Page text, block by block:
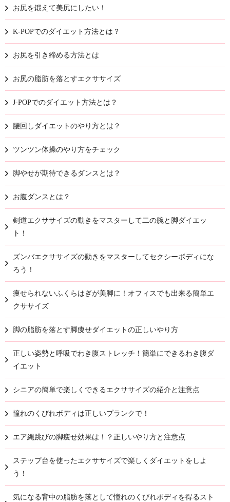
お尻を鍛えて美尻にしたい！
K-POPでのダイエット方法とは？
お尻を引き締める方法とは
お尻の脂肪を落とすエクササイズ
J-POPでのダイエット方法とは？
腰回しダイエットのやり方とは？
ツンツン体操のやり方をチェック
脚やせが期待できるダンスとは？
お腹ダンスとは？
剣道エクササイズの動きをマスターして二の腕と脚ダイエッ
ト！
ズンバエクササイズの動きをマスターしてセクシーボディにな
ろう！
痩せられないふくらはぎが美脚に！オフィスでも出来る簡単エ
クササイズ
脚の脂肪を落とす脚痩せダイエットの正しいやり方
正しい姿勢と呼吸でわき腹ストレッチ！簡単にできるわき腹ダ
イエット
シニアの簡単で楽しくできるエクササイズの紹介と注意点
憧れのくびれボディは正しいプランクで！
エア縄跳びの脚痩せ効果は！？正しいやり方と注意点
ステップ台を使ったエクササイズで楽しくダイエットをしよ
う！
気になる背中の脂肪を落として憧れのくびれボディを得るスト